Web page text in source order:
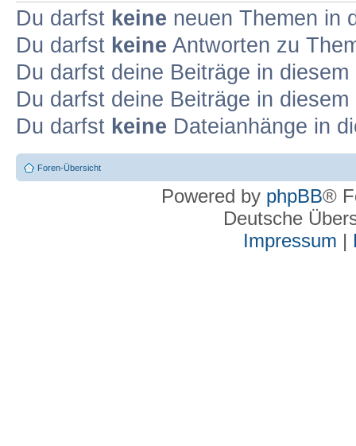
Du darfst keine neuen Themen in
Du darfst keine Antworten zu
Du darfst deine Beiträge in
Du darfst deine Beiträge in
Du darfst keine Dateianhänge in
Foren-Übersicht
Powered by phpBB®
Deutsche
Impressum |